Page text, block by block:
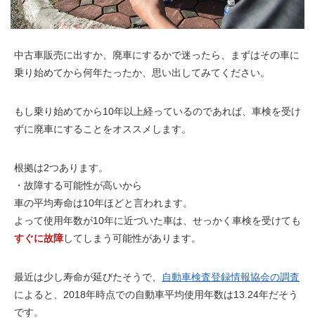
中古車販売に出すか、廃車にするかで迷ったら、まずはその車に
乗り始めてから何年たったか 、思い出してみてください。
もし乗り始めてから10年以上経っているのであれば、車検を受け
ずに廃車にすることをオススメします。
根拠は2つあります。
・故障する可能性が高いから
車の平均寿命は10年ほどと言われます。
よって使用年数が10年に近づいた車は、せっかく車検を受けても
すぐに故障してしまう可能性があります。
最近は少し寿命が延びたそうで、
自動車検査登録情報協会の調査
によると、2018年時点での自動車平均使用年数は13.24年だそう
です。